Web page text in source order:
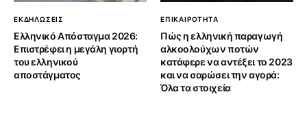
ΕΚΔΗΛΩΣΕΙΣ
Ελληνικό Απόσταγμα 2026:
Επιστρέφει η μεγάλη γιορτή
του ελληνικού
αποστάγματος
ΕΠΙΚΑΙΡΟΤΗΤΑ
Πώς η ελληνική παραγωγή
αλκοολούχων ποτών
κατάφερε να αντέξει το 2023
και να σαρώσει την αγορά:
Όλα τα στοιχεία